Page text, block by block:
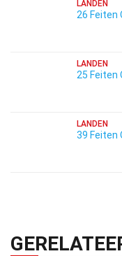
LANDEN
26 Feiten
LANDEN
25 Feiten
LANDEN
39 Feiten